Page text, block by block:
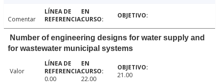
Comentar
Number of engineering designs for water supply and
for wastewater municipal systems
Valor
0.00
22.00 21.00